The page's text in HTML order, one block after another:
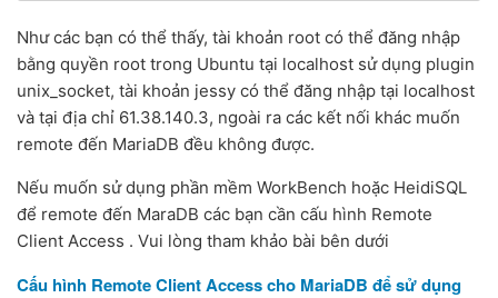
Như các bạn có thể thấy, tài khoản root có thể đăng nhập
bằng quyền root trong Ubuntu tại localhost sử dụng plugin
unix_socket, tài khoản jessy có thể đăng nhập tại localhost
và tại địa chỉ 61.38.140.3, ngoài ra các kết nối khác muốn
remote đến MariaDB đều không được.
Nếu muốn sử dụng phần mềm WorkBench hoặc HeidiSQL
để remote đến MaraDB các bạn cần cấu hình Remote
Client Access . Vui lòng tham khảo bài bên dưới
Cấu hình Remote Client Access cho MariaDB để sử dụng